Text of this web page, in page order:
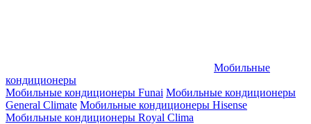
Мобильные
кондиционеры
Мобильные кондиционеры Funai Мобильные кондиционеры
General Climate Мобильные кондиционеры Hisense
Мобильные кондиционеры Royal Clima